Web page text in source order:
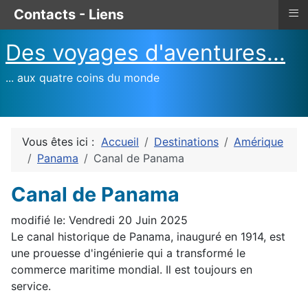
Des voyages d'aventures...
... aux quatre coins du monde
Vous êtes ici : Accueil Destinations
Amérique
Panama
Canal de Panama
Canal de Panama
modifié le: Vendredi 20 Juin 2025
Le canal historique de Panama, inauguré en 1914, est
une prouesse d'ingénierie qui a transformé le
commerce maritime mondial. Il est toujours en
service.
Contacts - Liens ≡